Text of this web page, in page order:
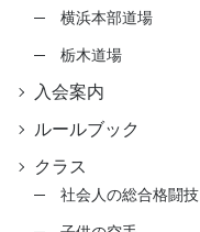
横浜本部道場
栃木道場
入会案内
ルールブック
クラス
社会人の総合格闘技